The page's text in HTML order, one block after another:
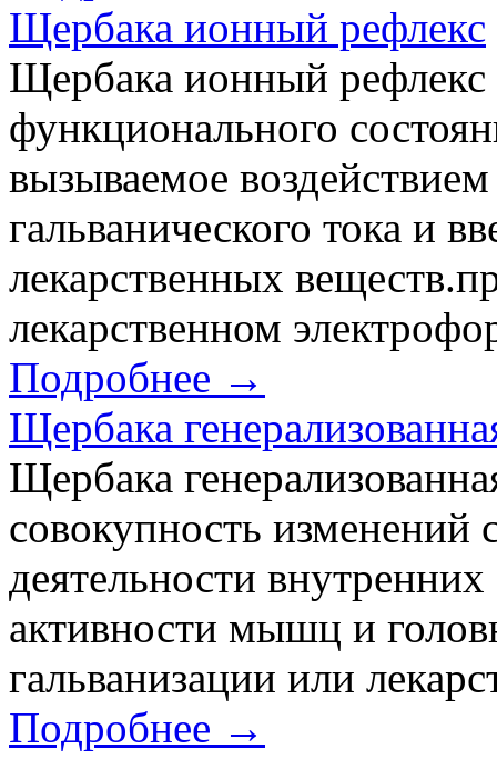
Щербака ионный рефлекс
Щербака ионный
функционального
вызываемое
гальванического тока и
лекарственных
лекарственном
Подробнее →
Щербака
Щербака
совокупность изменений
деятельности
активности мышц и
гальванизации или
Подробнее →